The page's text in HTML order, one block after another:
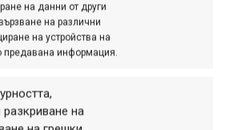
на данни от други
на различни
на устройства на
предавана информация.
на